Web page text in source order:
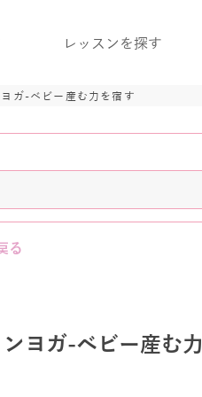
レッスンを探す
ガ-ベビー産む力を宿す
る
ヨガ-ベビー産む力